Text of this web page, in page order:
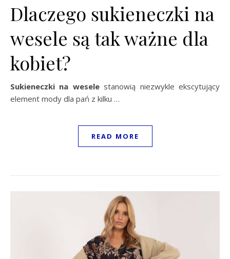
Dlaczego sukieneczki na
wesele są tak ważne dla
kobiet?
Sukieneczki na weselestanowią niezwykle ekscytujący
element mody dla pań z kilku …
READ MORE